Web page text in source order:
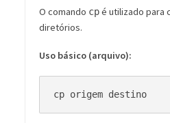
O comando cpé utilizado para
diretórios.
Uso básico (arquivo):
cp origem destino